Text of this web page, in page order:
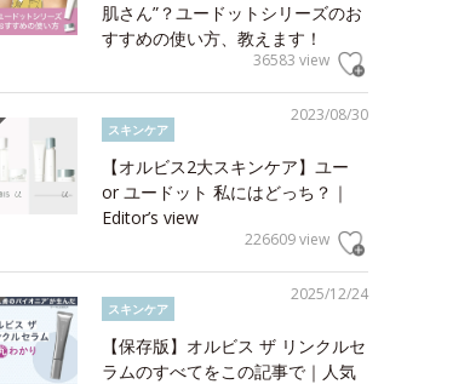
肌さん”？ユードットシリーズのお
すすめの使い方、教えます！
36583 view
2023/08/30
スキンケア
【オルビス2大スキンケア】ユー
or ユードット 私にはどっち？｜
Editor’s view
226609 view
2025/12/24
スキンケア
【保存版】オルビス ザ リンクルセ
ラムのすべてをこの記事で｜人気